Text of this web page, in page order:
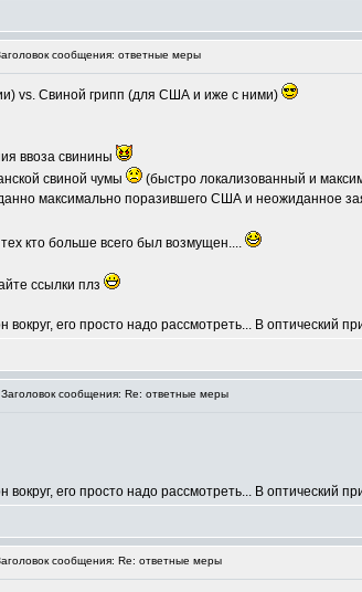
сообщения: ответные меры
vs. Свиной грипп (для США и иже с ними)
ввоза свинины
свиной чумы
(быстро локализованный и
максимально поразившего США и неожиданное
кто больше всего был возмущен....
ссылки плз
вокруг, его просто надо рассмотреть... В
сообщения: Re: ответные меры
вокруг, его просто надо рассмотреть... В
сообщения: Re: ответные меры